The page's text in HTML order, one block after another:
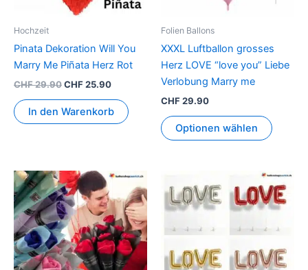
Hochzeit
Pinata Dekoration Will You
Marry Me Piñata Herz Rot
CHF29.90CHF25.90
In den Warenkorb
Folien Ballons
XXXL Luftballon grosses
Herz LOVE “love you” Liebe
Verlobung Marry me
CHF29.90
Optionen wählen
Dieses
Produkt
weist
mehrere
Varianten
auf.
Dieses
Produkt
weist
auf.